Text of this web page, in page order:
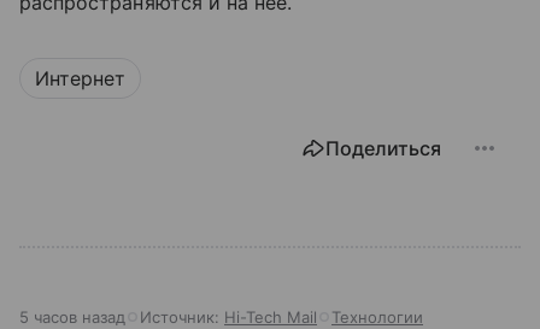
Интернет
Поделиться
5 часов назад Источник: Hi-Tech Mail Технологии